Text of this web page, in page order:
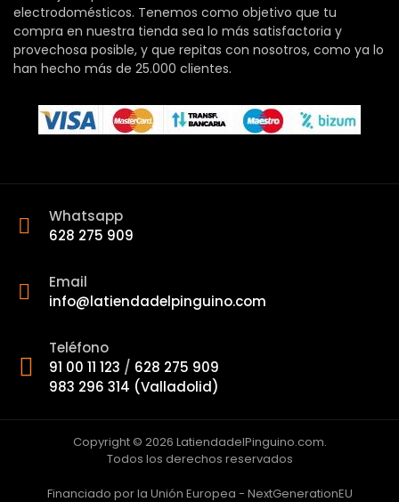
electrodomésticos. Tenemos como objetivo que tu
compra en nuestra tienda sea lo más satisfactoria y
provechosa posible, y que repitas con nosotros, como ya lo
han hecho más de 25.000 clientes.
Whatsapp
628 275 909
Email
info@latiendadelpinguino.com
Teléfono
91 00 11 123 / 628 275 909
983 296 314 (Valladolid)
Copyright © 2026 LatiendadelPinguino.com.
Todos los derechos reservados
Financiado por la Unión Europea - NextGenerationEU